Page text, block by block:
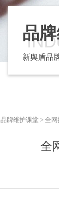
品
新舆盾品
品牌维护课堂 > 全网
全